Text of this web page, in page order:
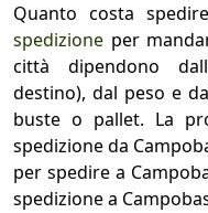
Quanto costa
spedizione per
città dipendono
destino), dal peso e
buste o pallet. La
spedizione da
per spedire a
spedizione a